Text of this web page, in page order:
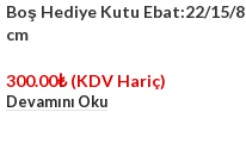
Boş Hediye Kutu Ebat:22/15/8
cm
300.00₺ (KDV Hariç)
Devamını Oku